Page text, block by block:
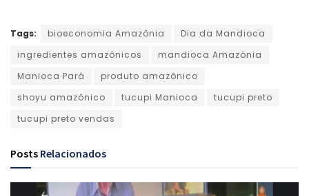
Tags: bioeconomia Amazônia
Dia da Mandioca
ingredientes amazônicos
mandioca Amazônia
Manioca Pará
produto amazônico
shoyu amazônico
tucupi Manioca
tucupi preto
tucupi preto vendas
Posts Relacionados